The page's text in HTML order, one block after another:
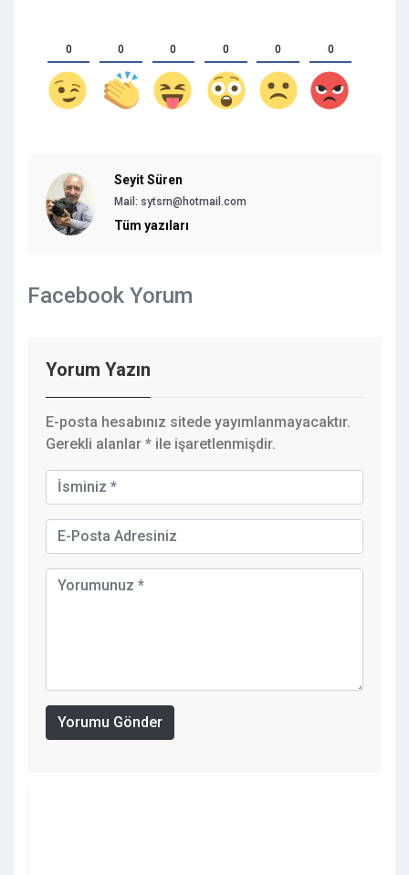
0 0 0 0 0 0
Seyit Süren
Mail: sytsrn@hotmail.com
Tüm yazıları
Facebook Yorum
Yorum Yazın
E-posta hesabınız sitede yayımlanmayacaktır.
Gerekli alanlar * ile işaretlenmişdir.
Yorumu Gönder